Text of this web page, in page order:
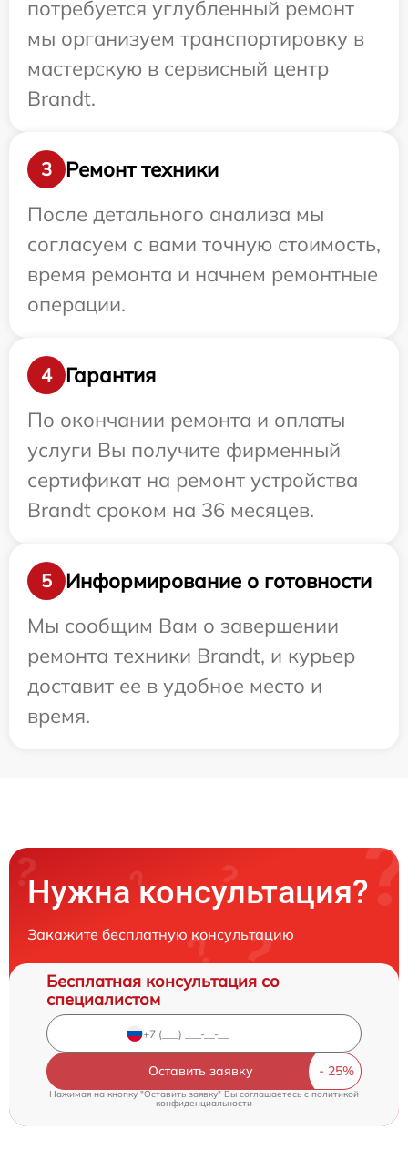
потребуется углубленный ремонт
мы организуем транспортировку в
мастерскую в сервисный центр
Brandt.
3
Ремонт техники
После детального анализа мы
согласуем с вами точную стоимость,
время ремонта и начнем ремонтные
операции.
4
Гарантия
По окончании ремонта и оплаты
услуги Вы получите фирменный
сертификат на ремонт устройства
Brandt сроком на 36 месяцев.
5
Информирование о готовности
Мы сообщим Вам о завершении
ремонта техники Brandt, и курьер
доставит ее в удобное место и
время.
Нужна консультация?
Закажите бесплатную консультацию
Бесплатная консультация со
специалистом
Оставить заявку
Нажимая на кнопку "Оставить заявку" Вы соглашаетесь cполитикой
конфиденциальности